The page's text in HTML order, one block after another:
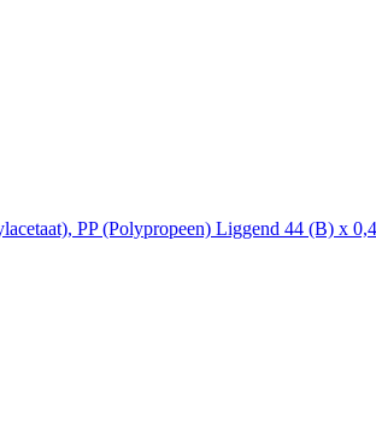
PP (Polypropeen) Liggend 44 (B) x